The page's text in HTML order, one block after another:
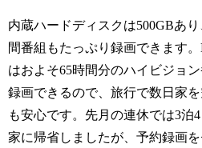
内蔵ハードディスクは500GBあ
間番組もたっぷり録画できます
はおよそ65時間分のハイビジョ
録画できるので、旅行で数日家を
も安心です。先月の連休では3泊
家に帰省しましたが、予約録画を